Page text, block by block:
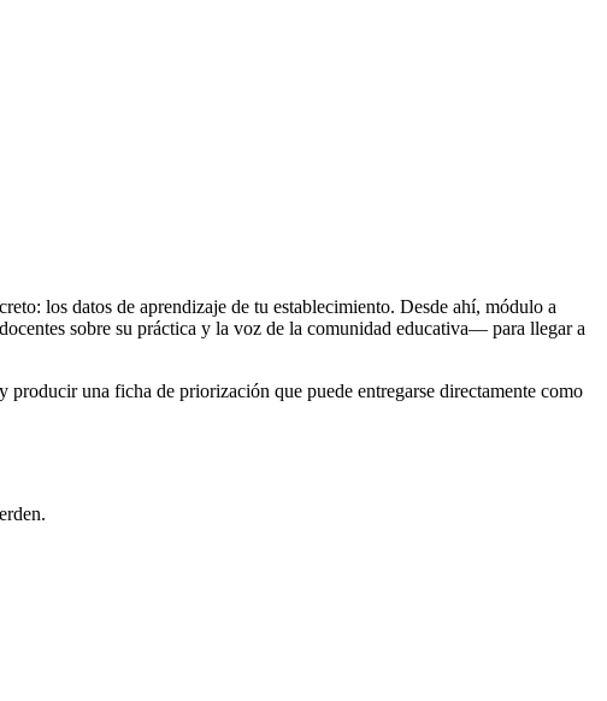
los datos de aprendizaje de tu establecimiento. Desde ahí, módulo a
sobre su práctica y la voz de la comunidad educativa— para llegar a
una ficha de priorización que puede entregarse directamente como